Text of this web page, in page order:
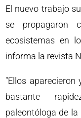
El nuevo trabajo
se propagaron
ecosistemas en
informa la revista
“Ellos
bastante
paleontóloga de la